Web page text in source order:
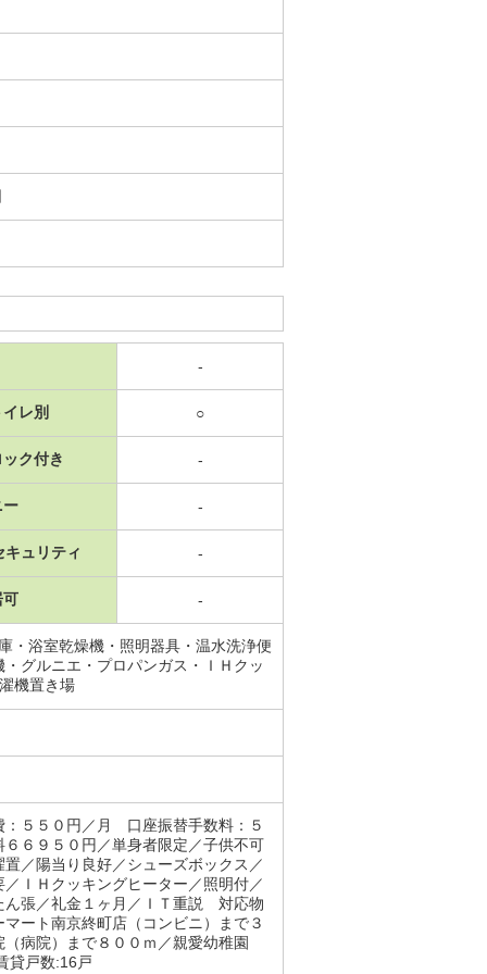
-
レ別 ○
ク付き -
ー -
キュリティ -
可 -
・浴室乾燥機・照明器具・温水洗浄便
グルニエ・プロパンガス・ＩＨクッ
機置き場
：５５０円／月 口座振替手数料：５
６９５０円／単身者限定／子供不可
／陽当り良好／シューズボックス／
ＩＨクッキングヒーター／照明付／
ん張／礼金１ヶ月／ＩＴ重説 対応物
ート南京終町店（コンビニ）まで３
病院）まで８００ｍ／親愛幼稚園
貸戸数:16戸